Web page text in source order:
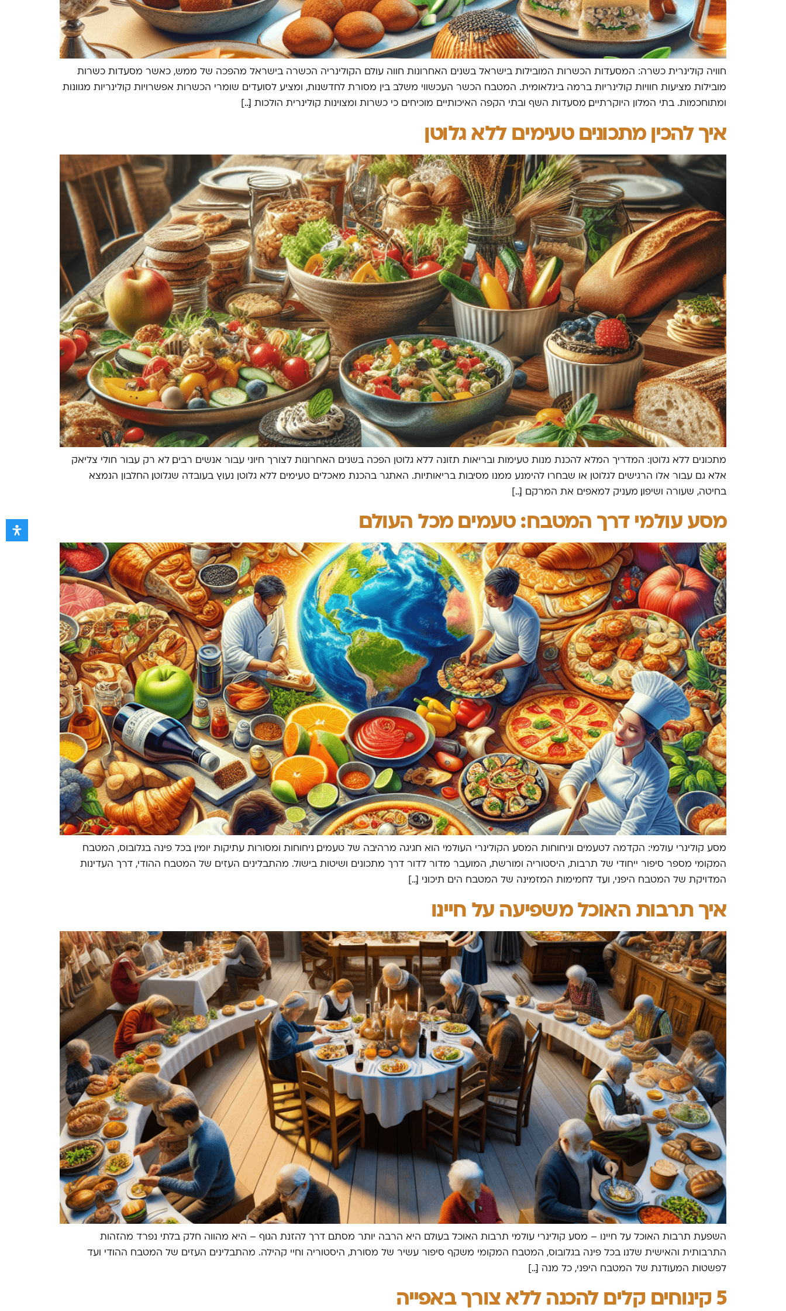
חוויה קולינרית כשרה: המסעדות הכשרות המובילות בישראל בשנים האחרונות חווה עולם הקולינריה הכשרה בישראל מהפכה של ממש, כאשר מסעדות כשרות
מובילות מציעות חוויות קולינריות ברמה בינלאומית. המטבח הכשר העכשווי משלב בין מסורת לחדשנות, ומציע לסועדים שומרי הכשרות אפשרויות קולינריות מגוונות
ומתוחכמות. בתי המלון היוקרתיים, מסעדות השף ובתי הקפה האיכותיים מוכיחים כי כשרות ומצוינות קולינרית הולכות […]
איך להכין מתכונים טעימים ללא גלוטן
מתכונים ללא גלוטן: המדריך המלא להכנת מנות טעימות ובריאות תזונה ללא גלוטן הפכה בשנים האחרונות לצורך חיוני עבור אנשים רבים, לא רק עבור חולי צליאק
אלא גם עבור אלו הרגישים לגלוטן או שבחרו להימנע ממנו מסיבות בריאותיות. האתגר בהכנת מאכלים טעימים ללא גלוטן נעוץ בעובדה שגלוטן, החלבון הנמצא
בחיטה, שעורה ושיפון, מעניק למאפים את המרקם […]
מסע עולמי דרך המטבח: טעמים מכל העולם
מסע קולינרי עולמי: הקדמה לטעמים וניחוחות המסע הקולינרי העולמי הוא חגיגה מרהיבה של טעמים, ניחוחות ומסורות עתיקות יומין. בכל פינה בגלובוס, המטבח
המקומי מספר סיפור ייחודי של תרבות, היסטוריה ומורשת, המועבר מדור לדור דרך מתכונים ושיטות בישול. מהתבלינים העזים של המטבח ההודי, דרך העדינות
המדויקת של המטבח היפני, ועד לחמימות המזמינה של המטבח הים תיכוני […]
איך תרבות האוכל משפיעה על חיינו
השפעת תרבות האוכל על חיינו – מסע קולינרי עולמי תרבות האוכל בעולם היא הרבה יותר מסתם דרך להזנת הגוף – היא מהווה חלק בלתי נפרד מהזהות
התרבותית והאישית שלנו. בכל פינה בגלובוס, המטבח המקומי משקף סיפור עשיר של מסורת, היסטוריה וחיי קהילה. מהתבלינים העזים של המטבח ההודי ועד
לפשטות המעודנת של המטבח היפני, כל מנה […]
5 קינוחים קלים להכנה ללא צורך באפייה